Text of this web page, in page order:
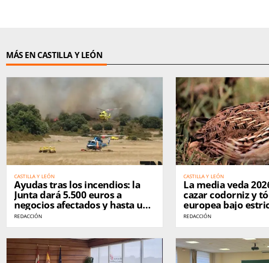
MÁS EN CASTILLA Y LEÓN
CASTILLA Y LEÓN
Ayudas tras los incendios: la
Junta dará 5.500 euros a
negocios afectados y hasta un
75% para nuevas empresas
REDACCIÓN
CASTILLA Y LEÓN
La media veda
cazar codorniz y
europea bajo
controles en
REDACCIÓN